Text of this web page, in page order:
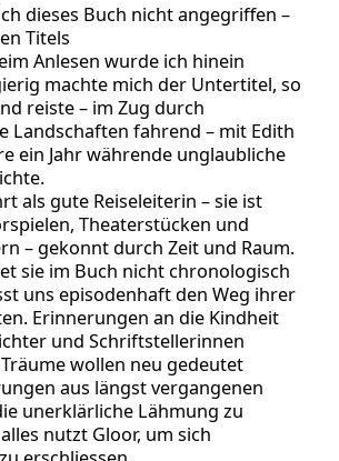
dieses Buch nicht angegriffen –
Titels
Anlesen wurde ich hinein
machte mich der Untertitel, so
reiste – im Zug durch
Landschaften fahrend – mit Edith
ein Jahr währende unglaubliche
als gute Reiseleiterin – sie ist
Theaterstücken und
– gekonnt durch Zeit und Raum.
sie im Buch nicht chronologisch
uns episodenhaft den Weg ihrer
Erinnerungen an die Kindheit
und Schriftstellerinnen
wollen neu gedeutet
aus längst vergangenen
unerklärliche Lähmung zu
nutzt Gloor, um sich